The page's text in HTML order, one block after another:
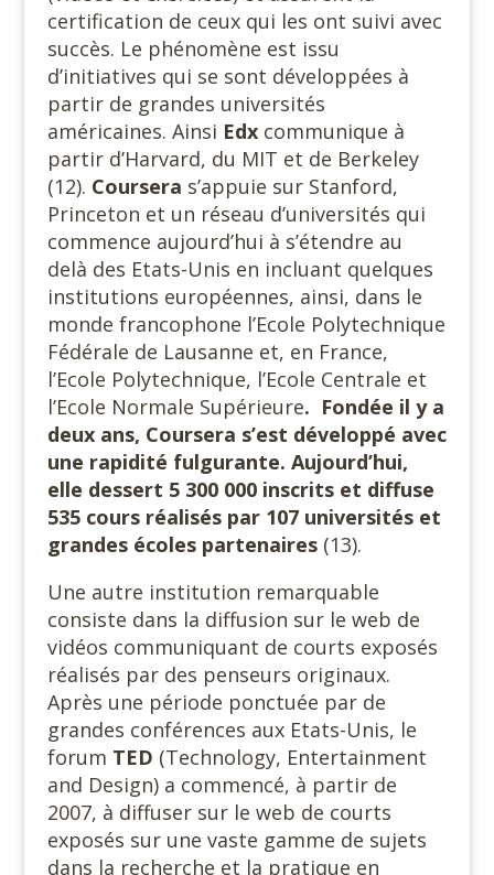
certification de ceux qui les ont suivi avec
succès. Le phénomène est issu
d’initiatives qui se sont développées à
partir de grandes universités
américaines. Ainsi Edx communique à
partir d’Harvard, du MIT et de Berkeley
(12). Coursera s’appuie sur Stanford,
Princeton et un réseau d’universités qui
commence aujourd’hui à s’étendre au
delà des Etats-Unis en incluant quelques
institutions européennes, ainsi, dans le
monde francophone l’Ecole Polytechnique
Fédérale de Lausanne et, en France,
l’Ecole Polytechnique, l’Ecole Centrale et
l’Ecole Normale Supérieure. Fondée il y a
deux ans, Coursera s’est développé avec
une rapidité fulgurante. Aujourd’hui,
elle dessert 5 300 000 inscrits et diffuse
535 cours réalisés par 107 universités et
grandes écoles partenaires(13).
Une autre institution remarquable
consiste dans la diffusion sur le web de
vidéos communiquant de courts exposés
réalisés par des penseurs originaux.
Après une période ponctuée par de
grandes conférences aux Etats-Unis, le
forum TED (Technology, Entertainment
and Design) a commencé, à partir de
2007, à diffuser sur le web de courts
exposés sur une vaste gamme de sujets
dans la recherche et la pratique en